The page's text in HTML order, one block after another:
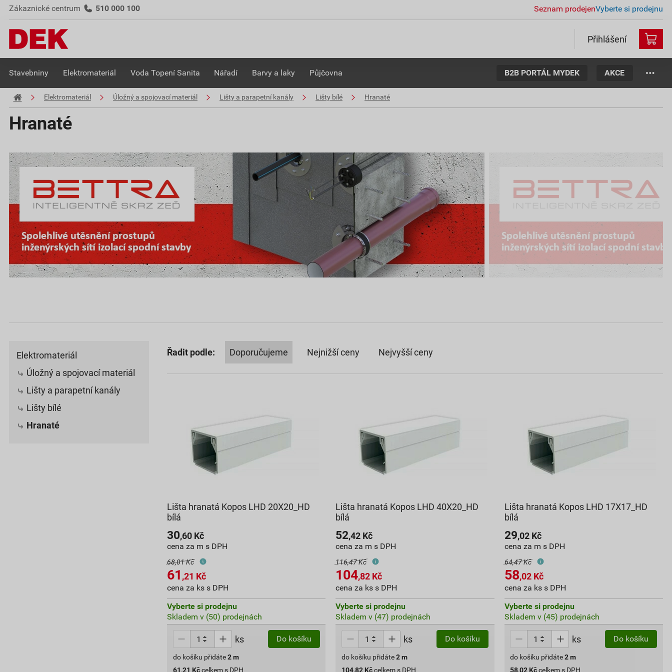
Zákaznické centrum 510 000 100 Seznam prodejenVyberte si prodejnu
Přihlášení
Stavebniny Elektromateriál Voda Topení Sanita Nářadí Barvy a laky Půjčovna B2B PORTÁL MYDEK AKCE
Elektromateriál Úložný a spojovací materiál Lišty a parapetní kanály Lišty bílé Hranaté
Hranaté
Elektromateriál
Úložný a spojovací materiál
Lišty a parapetní kanály
Lišty bílé
Hranaté
Řadit podle: Doporučujeme Nejnižší ceny Nejvyšší ceny
Lišta hranatá Kopos LHD 20X20_HD
bílá
30,60 Kč
cena za m s DPH
68,01 Kč
61 ,21 Kč
cena za ks s DPH
Vyberte si prodejnu
Skladem v (50) prodejnách
ks Do košíku
do košíku přidáte 2 m
61,21 Kč celkem s DPH
Lišta hranatá Kopos LHD 40X20_HD
bílá
52,42 Kč
cena za m s DPH
116,47 Kč
104,82 Kč
cena za ks s DPH
Vyberte si prodejnu
Skladem v (47) prodejnách
ks Do košíku
do košíku přidáte2m
104,82 Kčcelkem s DPH
Lišta hranatá Kopos LHD 17X17_HD
bílá
29,02Kč
cena za m s DPH
64,47 Kč
58,02Kč
cena za ks s DPH
Vyberte si prodejnu
Skladem v (45) prodejnách
ks Do košíku
do košíku přidáte 2 m
58,02 Kč celkem s DPH